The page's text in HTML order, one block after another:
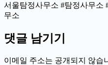
서울탐정사무소 #탐정사무소
무소
댓글 남기기
이메일 주소는 공개되지 않습